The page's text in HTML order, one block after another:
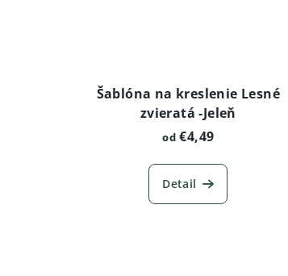
Šablóna na kreslenie Lesné
zvieratá -Jeleň
od€4,49
Detail